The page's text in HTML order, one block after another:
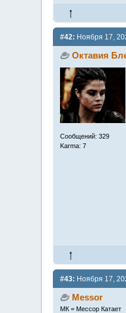
#42: Ноября 17,
Октавия
Сообщений: 329
Karma: 7
#43: Ноября 17,
Messor
МК = Мессор Катает